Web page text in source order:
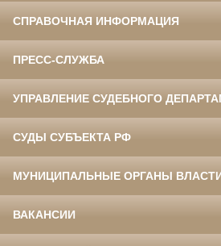
СПРАВОЧНАЯ ИНФОРМАЦИЯ
ПРЕСС-СЛУЖБА
УПРАВЛЕНИЕ СУДЕБНОГО
СУДЫ СУБЪЕКТА РФ
МУНИЦИПАЛЬНЫЕ ОРГАНЫ
ВАКАНСИИ